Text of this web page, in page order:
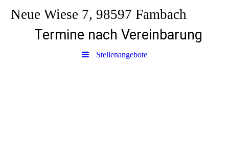
Neue Wiese 7, 98597 Fambach
Termine nach Vereinbarung
Stellenangebote